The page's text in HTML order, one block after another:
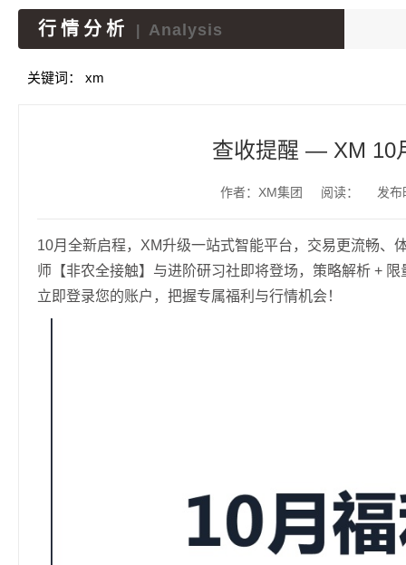
行情分析 Analysis
关键词： xm
查收提醒 — XM 10
作者：XM集团 阅读： 发
10月全新启程，XM升级一站式智能平台，交易更流畅、
师【非农全接触】与进阶研习社即将登场，策略解析 +
立即登录您的账户，把握专属福利与行情机会！